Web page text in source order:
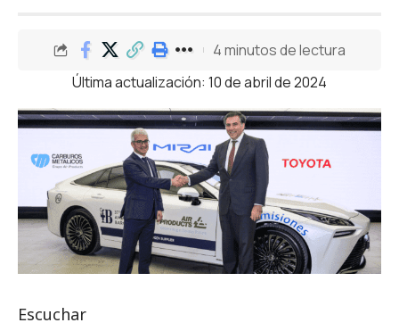
Última actualización: 10 de abril de 2024
4 minutos de lectura
Escuchar